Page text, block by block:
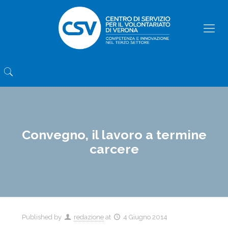
Convegno, il lavoro a termine
carcere
Published by redazione at 4 Giugno 2014